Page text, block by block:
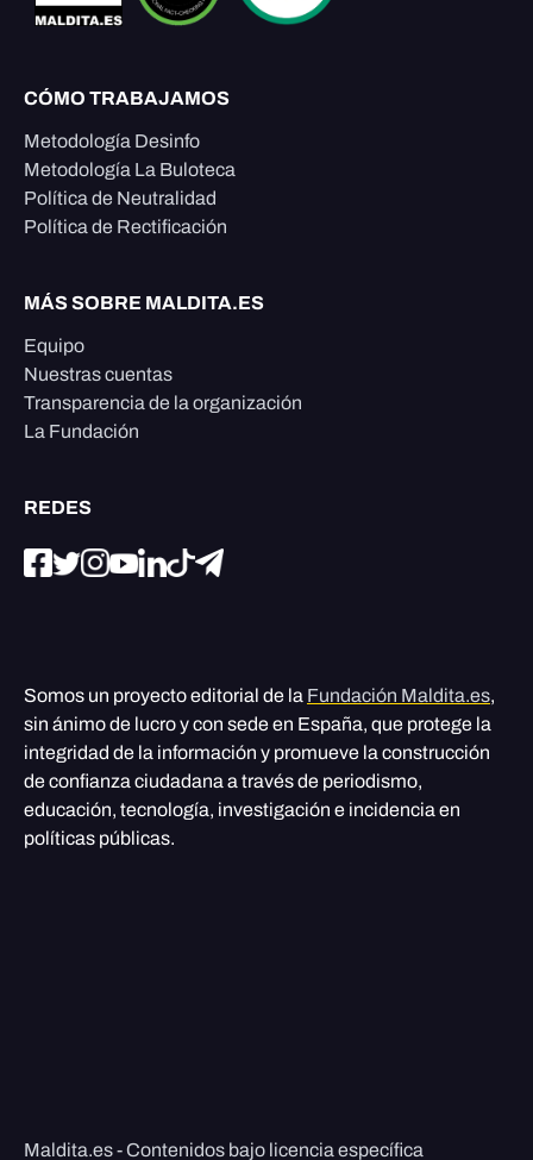
CÓMO TRABAJAMOS
Metodología Desinfo
Metodología La Buloteca
Política de Neutralidad
Política de Rectificación
MÁS SOBRE MALDITA.ES
Equipo
Nuestras cuentas
Transparencia de la organización
La Fundación
REDES
Somos un proyecto editorial de la Fundación Maldita.es,
sin ánimo de lucro y con sede en España, que protege la
integridad de la información y promueve la construcción
de confianza ciudadana a través de periodismo,
educación, tecnología, investigación e incidencia en
políticas públicas.
Maldita.es - Contenidos bajo licencia específica